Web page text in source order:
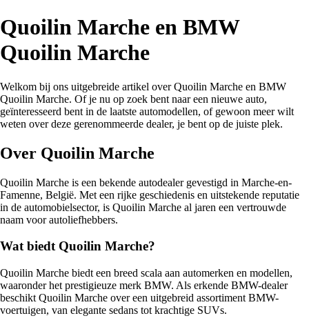
Quoilin Marche en BMW
Quoilin Marche
Welkom bij ons uitgebreide artikel over Quoilin Marche en BMW
Quoilin Marche. Of je nu op zoek bent naar een nieuwe auto,
geïnteresseerd bent in de laatste automodellen, of gewoon meer wilt
weten over deze gerenommeerde dealer, je bent op de juiste plek.
Over Quoilin Marche
Quoilin Marche is een bekende autodealer gevestigd in Marche-en-
Famenne, België. Met een rijke geschiedenis en uitstekende reputatie
in de automobielsector, is Quoilin Marche al jaren een vertrouwde
naam voor autoliefhebbers.
Wat biedt Quoilin Marche?
Quoilin Marche biedt een breed scala aan automerken en modellen,
waaronder het prestigieuze merk BMW. Als erkende BMW-dealer
beschikt Quoilin Marche over een uitgebreid assortiment BMW-
voertuigen, van elegante sedans tot krachtige SUVs.